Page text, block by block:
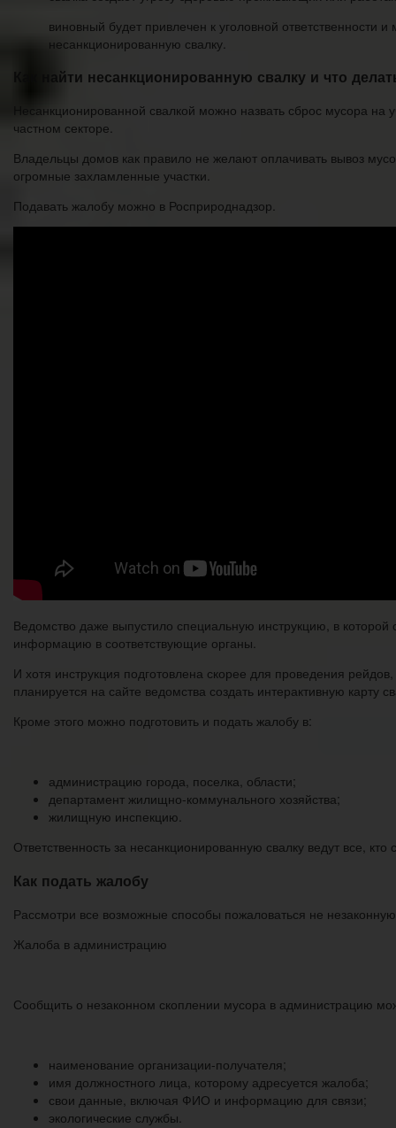
виновный будет привлечен к уголовной ответственности
несанкционированную свалку.
Как найти несанкционированную свалку и что
Несанкционированной свалкой можно назвать сброс мусора
частном секторе.
Владельцы домов как правило не желают оплачивать вывоз
огромные захламленные участки.
Подавать жалобу можно в Росприроднадзор.
Ведомство даже выпустило специальную инструкцию, в
информацию в соответствующие органы.
И хотя инструкция подготовлена скорее для проведения
планируется на сайте ведомства создать интерактивную карту
Кроме этого можно подготовить и подать жалобу в:
администрацию города, поселка, области;
департамент жилищно-коммунального хозяйства;
жилищную инспекцию.
Ответственность за несанкционированную свалку ведут все,
Как подать жалобу
Рассмотри все возможные способы пожаловаться не
Жалоба в администрацию
Сообщить о незаконном скоплении мусора в администрацию
наименование организации-получателя;
имя должностного лица, которому адресуется жалоба;
свои данные, включая ФИО и информацию для связи;
экологические службы.